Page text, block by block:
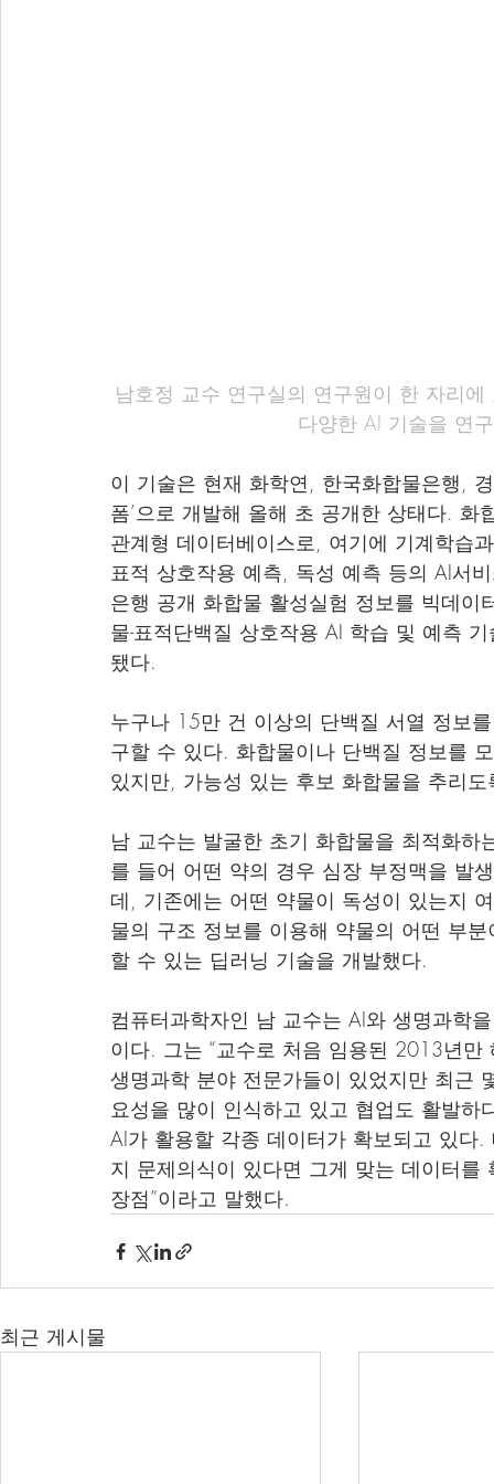
남호정 교수 연구실의 연구원이 한 자리
다양한 AI 기술을 연
이 기술은 현재 화학연, 한국화합물은행,
폼’으로 개발해 올해 초 공개한 상태다.
관계형 데이터베이스로, 여기에 기계학습
표적 상호작용 예측, 독성 예측 등의 AI서
은행 공개 화합물 활성실험 정보를 빅데
물-표적단백질 상호작용 AI 학습 및 예측
됐다.
누구나 15만 건 이상의 단백질 서열 정보
구할 수 있다. 화합물이나 단백질 정보를
있지만, 가능성 있는 후보 화합물을 추리
남 교수는 발굴한 초기 화합물을 최적화
를 들어 어떤 약의 경우 심장 부정맥을 발
데, 기존에는 어떤 약물이 독성이 있는지
물의 구조 정보를 이용해 약물의 어떤 부
할 수 있는 딥러닝 기술을 개발했다.
컴퓨터과학자인 남 교수는 AI와 생명과학
이다. 그는 “교수로 처음 임용된 2013년
생명과학 분야 전문가들이 있었지만 최근
요성을 많이 인식하고 있고 협업도 활발
AI가 활용할 각종 데이터가 확보되고 있다
지 문제의식이 있다면 그게 맞는 데이터
장점”이라고 말했다.
최근 게시물